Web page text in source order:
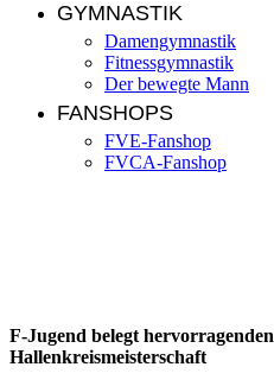
GYMNASTIK
Damengymnastik
Fitnessgymnastik
Der bewegte Mann
FANSHOPS
FVE-Fanshop
FVCA-Fanshop
F-Jugend belegt
Hallenkreismeisterschaft